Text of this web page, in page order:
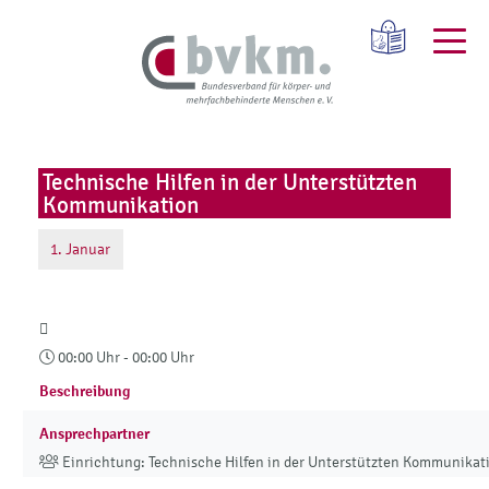
Technische Hilfen in der Unterstützten
Kommunikation
1.Januar
00:00 Uhr - 00:00 Uhr
Beschreibung
Ansprechpartner
Einrichtung: Technische Hilfen in der Unterstützten